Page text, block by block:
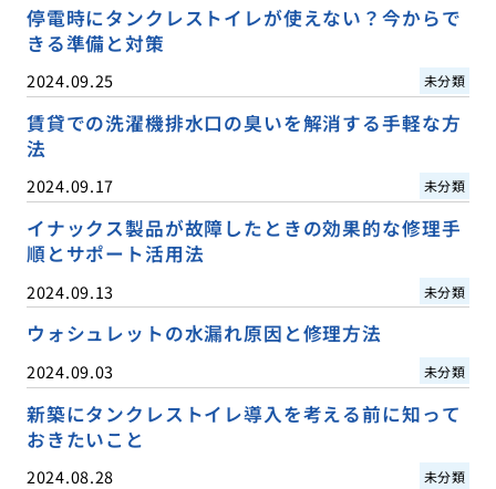
停電時にタンクレストイレが使えない？今からで
きる準備と対策
2024.09.25 未分類
賃貸での洗濯機排水口の臭いを解消する手軽な方
法
2024.09.17 未分類
イナックス製品が故障したときの効果的な修理手
順とサポート活用法
2024.09.13 未分類
ウォシュレットの水漏れ原因と修理方法
2024.09.03 未分類
新築にタンクレストイレ導入を考える前に知って
おきたいこと
2024.08.28 未分類